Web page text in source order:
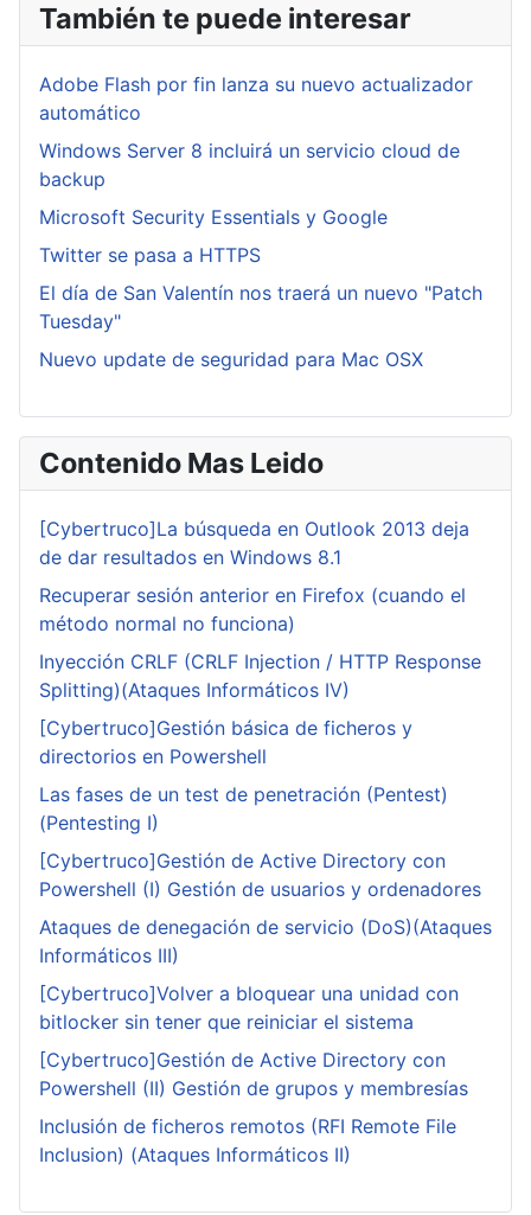
También te puede interesar
Adobe Flash por fin lanza su nuevo actualizador
automático
Windows Server 8 incluirá un servicio cloud de
backup
Microsoft Security Essentials y Google
Twitter se pasa a HTTPS
El día de San Valentín nos traerá un nuevo "Patch
Tuesday"
Nuevo update de seguridad para Mac OSX
Contenido Mas Leido
[Cybertruco]La búsqueda en Outlook 2013 deja
de dar resultados en Windows 8.1
Recuperar sesión anterior en Firefox (cuando el
método normal no funciona)
Inyección CRLF (CRLF Injection / HTTP Response
Splitting)(Ataques Informáticos IV)
[Cybertruco]Gestión básica de ficheros y
directorios en Powershell
Las fases de un test de penetración (Pentest)
(Pentesting I)
[Cybertruco]Gestión de Active Directory con
Powershell (I) Gestión de usuarios y ordenadores
Ataques de denegación de servicio (DoS)(Ataques
Informáticos III)
[Cybertruco]Volver a bloquear una unidad con
bitlocker sin tener que reiniciar el sistema
[Cybertruco]Gestión de Active Directory con
Powershell (II) Gestión de grupos y membresías
Inclusión de ficheros remotos (RFI Remote File
Inclusion) (Ataques Informáticos II)